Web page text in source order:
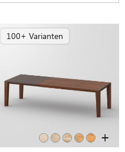
100+ Varianten
+